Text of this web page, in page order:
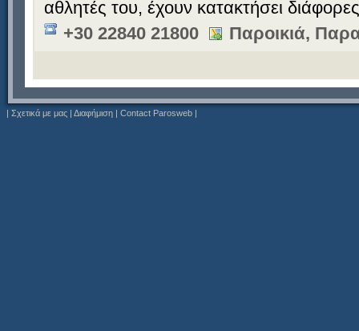
αθλητές του, έχουν κατακτήσει
+30 22840 21800
Παροικιά,
| Σχετικά με μας | Διαφήμιση | Contact Parosweb |